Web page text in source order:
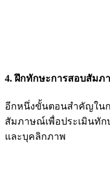
4. ฝึกทักษะการสอบสัม
อีกหนึ่งขั้นตอนสำคัญในก
สัมภาษณ์เพื่อประเมินทัก
และบุคลิกภาพ